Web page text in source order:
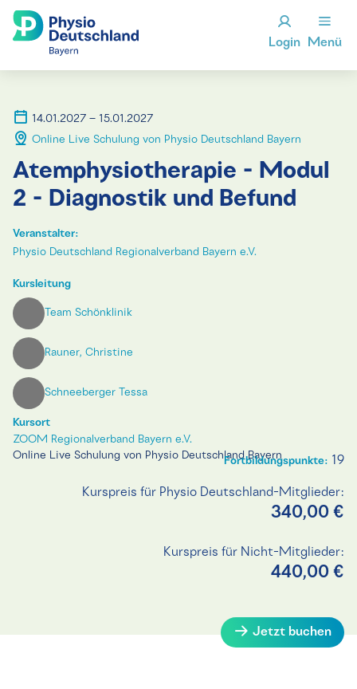
Login Menü
14.01.2027 – 15.01.2027
Online Live Schulung von Physio Deutschland Bayern
Atemphysiotherapie - Modul
2 - Diagnostik und Befund
Veranstalter:
Physio Deutschland Regionalverband Bayern e.V.
Kursleitung
Team Schönklinik
Rauner, Christine
Schneeberger Tessa
Kursort
ZOOM Regionalverband Bayern e.V.
Online Live Schulung von Physio Deutschland Bayern
Fortbildungspunkte: 19
Kurspreis für Physio Deutschland-Mitglieder:
340,00 €
Kurspreis für Nicht-Mitglieder:
440,00 €
Jetzt buchen